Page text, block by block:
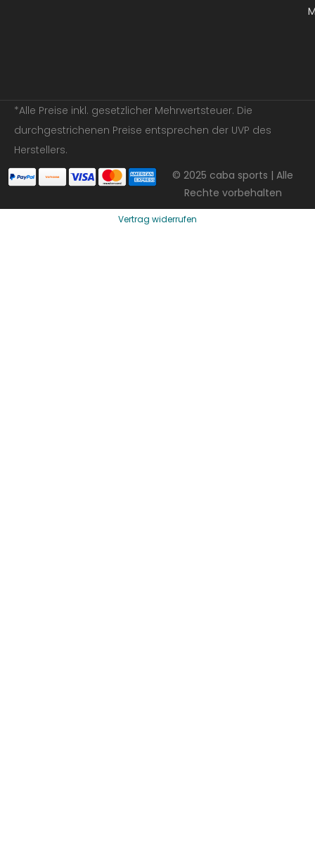
*Alle Preise inkl. gesetzlicher Mehrwertsteuer. Die
durchgestrichenen Preise entsprechen der UVP des
Herstellers.
© 2025 caba sports | Alle
Rechte vorbehalten
Vertrag widerrufen